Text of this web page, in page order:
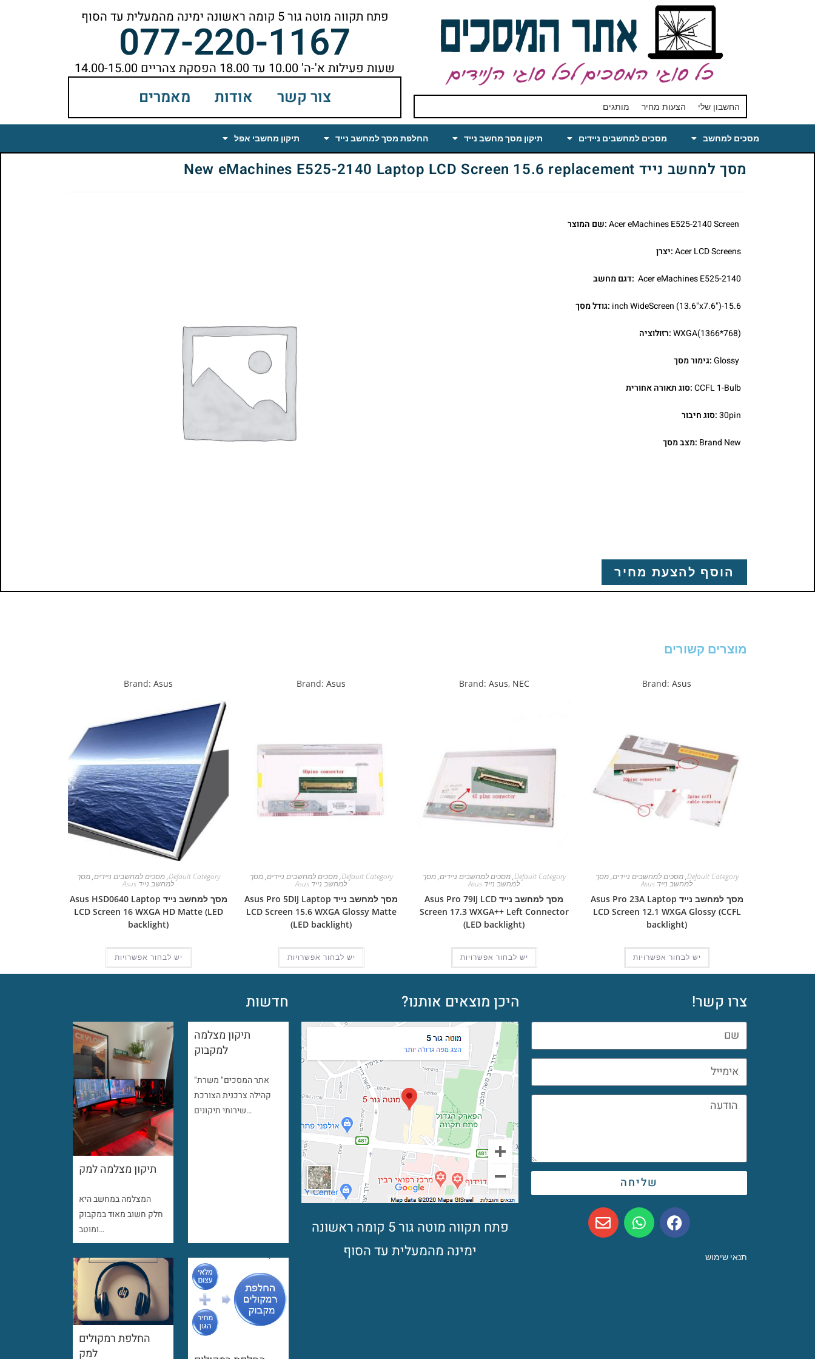
החשבון שלי הצעות מחיר מותגים
פתח תקווה מוטה גור 5 קומה ראשונה ימינה מהמעלית עד הסוף
077-220-1167שעות פעילות א'-ה' 10.00 עד 18.00 הפסקת צהריים 14.00-15.00
צור קשר אודות מאמרים
מסכים למחשב מסכים למחשבים ניידים תיקון מסך מחשב נייד החלפת מסך למחשב נייד תיקון מחשבי אפל
מסך למחשב נייד New eMachines E525-2140 Laptop LCD Screen 15.6 replacement
:שם המוצר
Acer LCD Screens:יצרן
Acer eMachines E525-2140 :דגם מחשב
15.6-inch WideScreen (13.6"x7.6") :גודל מסך
WXGA(1366*768):רזולוציה
Glossy:גימור מסך
CCFL 1-Bulb:סוג תאורה אחורית
30pin:סוג חיבור
Brand New :מצב מסך
הוסף להצעת מחיר
מוצרים קשורים
Brand: Asus
Default Category
,מסכים למחשבים ניידים,מסך
למחשב נייד Asus
מסך למחשב נייד Asus Pro 23A Laptop
LCD Screen 12.1 WXGA Glossy (CCFL
backlight)
יש לבחור אפשרויות
Brand: Asus, NEC
Default Category
,מסכים למחשבים ניידים,מסך
למחשב נייד Asus
מסך למחשב נייד Asus Pro 79IJ LCD
Screen 17.3 WXGA++ Left Connector
(LED backlight)
יש לבחור אפשרויות
Brand: Asus
Default Category
,מסכים למחשבים ניידים,מסך
למחשב נייד Asus
מסך למחשב נייד Asus Pro 5DIJ Laptop
LCD Screen 15.6 WXGA Glossy Matte
(LED backlight)
יש לבחור אפשרויות
Brand: Asus
Default Category
,מסכים למחשבים ניידים,מסך
למחשב נייד Asus
מסך למחשב נייד Asus HSD0640 Laptop
LCD Screen 16 WXGA HD Matte (LED
backlight)
יש לבחור אפשרויות
צרו קשר!
שליחה
תנאי שימוש
היכן מוצאים אותנו?
פתח תקווה מוטה גור 5 קומה ראשונה
ימינה מהמעלית עד הסוף
חדשות
תיקון מצלמה למק
המצלמה במחשב היא
חלק חשוב מאוד במקבוק
ומוטב…
תיקון מצלמה
למקבוק
"אתר המסכים" משרת
קהילה צרכנית הצורכת
שירותי תיקונים…
החלפת רמקולים
למק